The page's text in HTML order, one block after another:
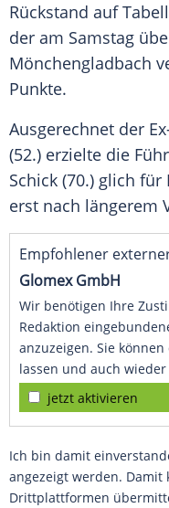
Rückstand auf
der am Samstag
Mönchengladbach
Punkte.
Ausgerechnet der
(52.) erzielte die
Schick (70.) glich für
erst nach längerem
Empfohlener
Glomex GmbH
Wir benötigen Ihre
Redaktion
anzuzeigen. Sie
lassen und auch
jetzt aktivieren
Ich bin damit
angezeigt werden. Damit
Drittplattformen